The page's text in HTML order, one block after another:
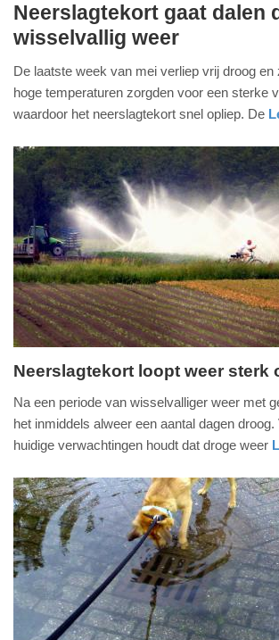
dinsdag,
juni
2026
-
Update:
02-
06-
2026
10:04
Neerslagtekort gaat dalen
wisselvallig weer
De laatste week van mei verliep vrij droog
hoge temperaturen zorgden voor een sterke
waardoor het neerslagtekort snel opliep. De
-
09:36
Update:
17-
2025
09:37
Neerslagtekort loopt weer sterk
Na een periode van wisselvalliger weer met
het inmiddels alweer een aantal dagen droog.
huidige verwachtingen houdt dat droge weer